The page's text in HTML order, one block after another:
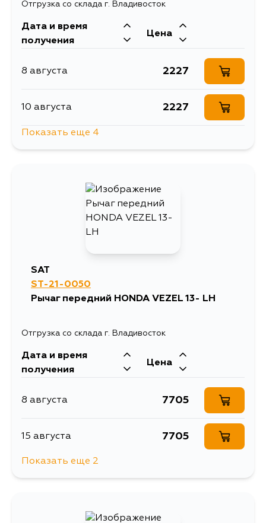
Отгрузка со склада г. Владивосток
Дата и время
получения
Цена
8 августа 2227
10 августа 2227
2227
2227
Показать еще 4
SAT
ST-21-0050
Рычаг передний HONDA VEZEL 13- LH
Отгрузка со склада г. Владивосток
Дата и время
получения
Цена
8 августа 7705
15 августа 7705
Показать еще 2